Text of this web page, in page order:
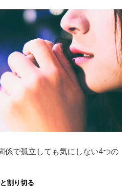
係で孤立しても気にしない4つの
割り切る